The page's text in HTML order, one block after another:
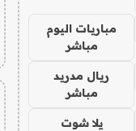
مباريات اليوم
مباشر
ريال مدريد
مباشر
يلا شوت